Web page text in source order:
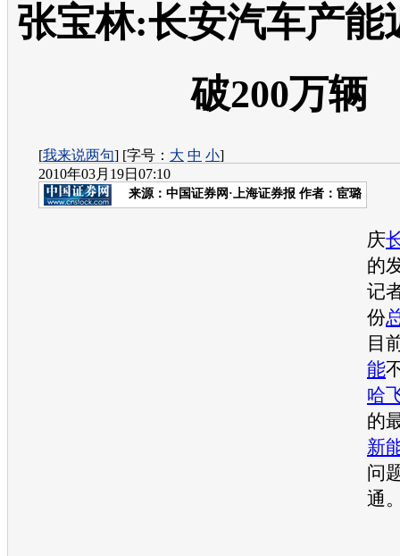
张宝林:长安汽车产能
破200万辆
[我来说两句] [字号： 大 中 小]
2010年03月19日07:10
来源： 中国证券网·上海证券报 作者：宦璐
庆
的
记
份
目
能
哈
的
新
问
通